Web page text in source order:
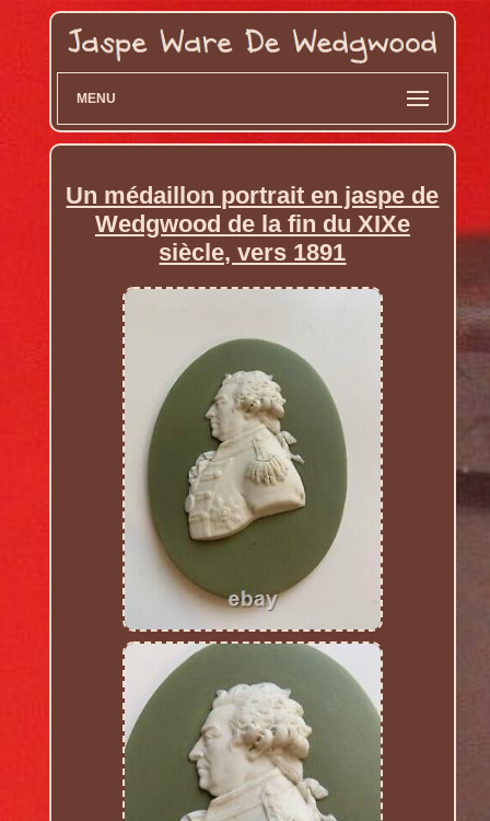
MENU
Un médaillon portrait en jaspe de
Wedgwood de la fin du XIXe
siècle, vers 1891